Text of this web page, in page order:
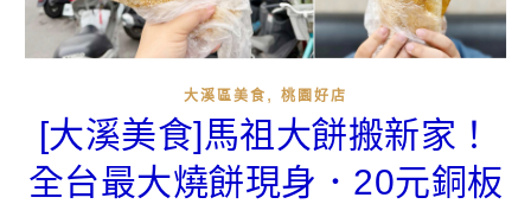
大溪區美食 , 桃園好店
[大溪美食]馬祖大餅搬新家！
全台最大燒餅現身．20元銅板